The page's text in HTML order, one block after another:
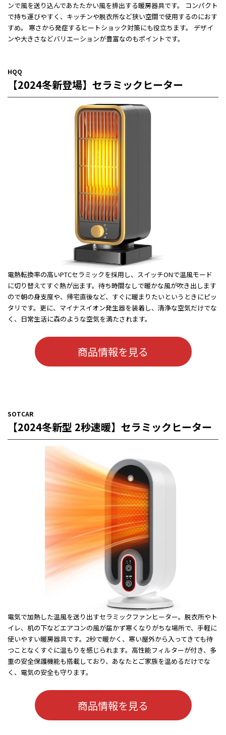
ンで風を送り込んであたたかい風を排出する暖房器具です。 コンパクト
で持ち運びやすく、キッチンや脱衣所など狭い空間で使用するのにおす
すめ。 寒さから発症するヒートショック対策にも役立ちます。 デザイ
ンや大きさなどバリエーションが豊富なのもポイントです。
HQQ
【2024冬新登場】セラミックヒーター
電熱転換率の高いPTCセラミックを採用し、スイッチONで温風モード
に切り替えてすぐ熱が出ます。待ち時間なしで暖かな風が吹き出します
ので朝の身支度や、帰宅直後など、すぐに暖まりたいというときにピッ
タリです。更に、マイナスイオン発生器を装着し、清浄な空気だけでな
く、日常生活に森のような空気を満たされます。
商品情報を見る
SOTCAR
【2024冬新型 2秒速暖】セラミックヒーター
電気で加熱した温風を送り出すセラミックファンヒーター。脱衣所やト
イレ、机の下などエアコンの風が届かず寒くなりがちな場所で、手軽に
使いやすい暖房器具です。2秒で暖かく、寒い屋外から入ってきても待
つことなくすぐに温もりを感じられます。高性能フィルターが付き、多
重の安全保護機能も搭載しており、あなたとご家族を温めるだけでな
く、電気の安全も守ります。
商品情報を見る